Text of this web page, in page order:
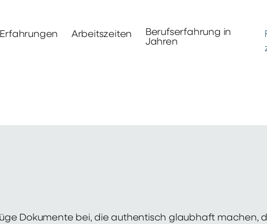
Erfahrungen Arbeitszeiten
Berufserfahrung in
Jahren
Dokumente bei, die authentisch glaubhaft machen,